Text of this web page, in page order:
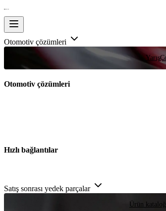
Otomotiv çözümleri
Yarış
Otomotiv çözümleri
Hızlı bağlantılar
Satış sonrası yedek parçalar
Ürün